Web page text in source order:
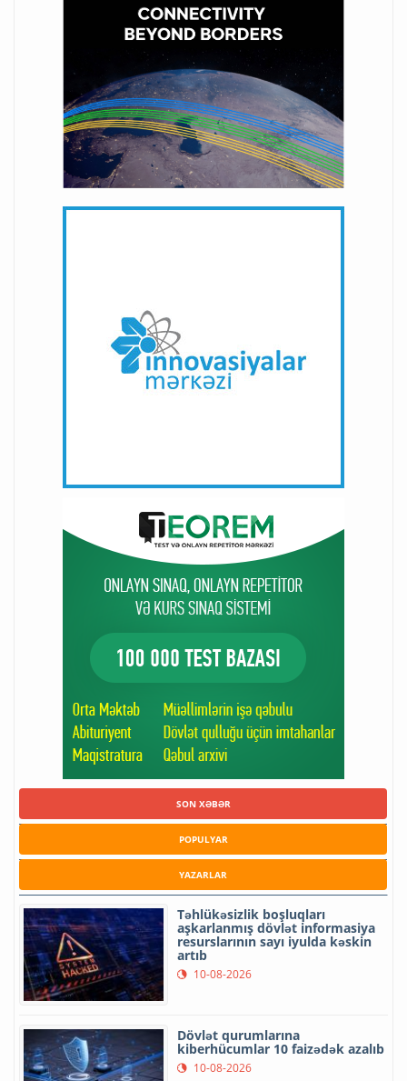
SON XƏBƏR
POPULYAR
YAZARLAR
Təhlükəsizlik boşluqları
aşkarlanmış dövlət informasiya
resurslarının sayı iyulda kəskin
artıb
10-08-2026
Dövlət qurumlarına
kiberhücumlar 10 faizədək azalıb
10-08-2026